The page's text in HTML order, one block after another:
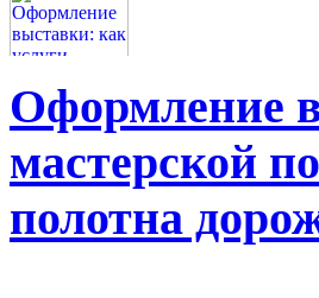
Оформление
мастерской
полотна